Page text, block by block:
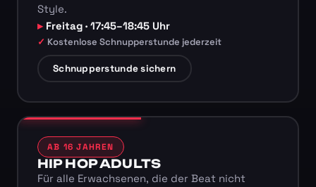
Style.
Freitag · 17:45–18:45 Uhr
Kostenlose Schnupperstunde jederzeit
Schnupperstunde sichern
AB 16 JAHREN
HIP HOP ADULTS
Für alle Erwachsenen, die der Beat nicht